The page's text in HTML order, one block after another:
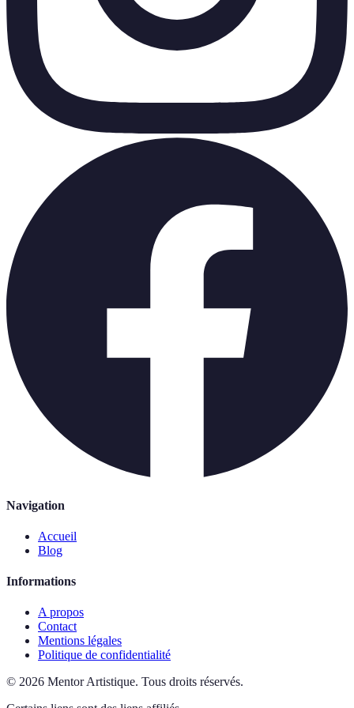
Navigation
Accueil
Blog
Informations
A propos
Contact
Mentions légales
Politique de confidentialité
© 2026 Mentor Artistique. Tous droits réservés.